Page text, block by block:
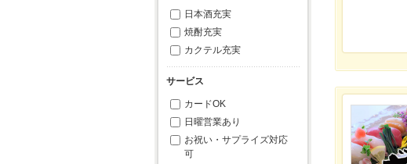
日本酒充実
焼酎充実
カクテル充実
サービス
カードOK
日曜営業あり
お祝い・サプライズ対応
可